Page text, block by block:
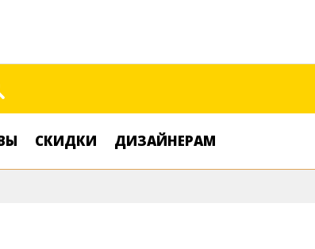
СКИДКИ ДИЗАЙНЕРАМ